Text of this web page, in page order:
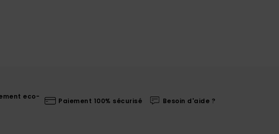
eco-
Paiement 100% sécurisé Besoin d'aide ?